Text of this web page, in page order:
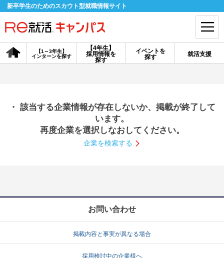
新卒学生のためのスカウト型就職情報サイト
【4年生】
採用情報を
探す
【1～3年生】
インターンを探す
イベントを
探す
就活支援
会員登録 ログイン
探す
【4年生】
説明会を探す
就活ノウハウ・サポート
就活ノウハウが満載！ お役立ち記事・相談室など
・ 該当する企業情報が存在しないか、掲載が終了して
います。
再度企業を選択しなおしてください。
企業を検索する
お問い合わせ
掲載内容と事実が異なる場合
採用検討中の企業様へ